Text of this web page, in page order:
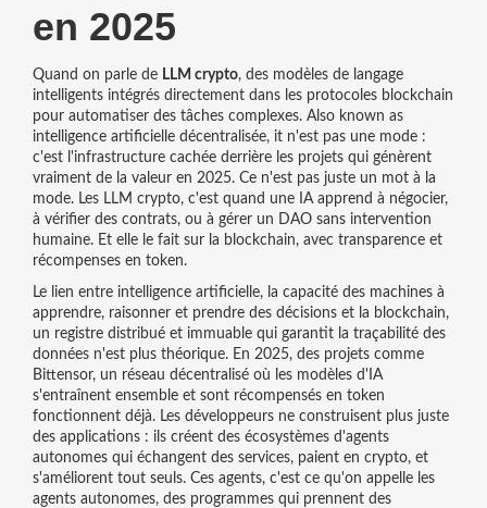
en 2025
Quand on parle de LLM crypto, des modèles de langage
intelligents intégrés directement dans les protocoles blockchain
pour automatiser des tâches complexes. Also known as
intelligence artificielle décentralisée, it n'est pas une mode :
c'est l'infrastructure cachée derrière les projets qui génèrent
vraiment de la valeur en 2025.Ce n'est pas juste un mot à la
mode. Les LLM crypto, c'est quand une IA apprend à négocier,
à vérifier des contrats, ou à gérer un DAO sans intervention
humaine. Et elle le fait sur la blockchain, avec transparence et
récompenses en token.
Le lien entre intelligence artificielle, la capacité des machines à
apprendre, raisonner et prendre des décisionset la blockchain,
un registre distribué et immuable qui garantit la traçabilité des
donnéesn'est plus théorique. En 2025, des projets comme
Bittensor, un réseau décentralisé où les modèles d'IA
s'entraînent ensemble et sont récompensés en token
fonctionnent déjà. Les développeurs ne construisent plus juste
des applications : ils créent des écosystèmes d'agents
autonomes qui échangent des services, paient en crypto, et
s'améliorent tout seuls. Ces agents, c'est ce qu'on appelle les
agents autonomes, des programmes qui prennent des